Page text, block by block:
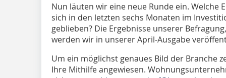
Nun läuten wir eine neue Runde ein. Welche
sich in den letzten sechs Monaten im
geblieben? Die Ergebnisse unserer
werden wir in unserer April-Ausgabe
Um ein möglichst genaues Bild der Branche
Ihre Mithilfe angewiesen.